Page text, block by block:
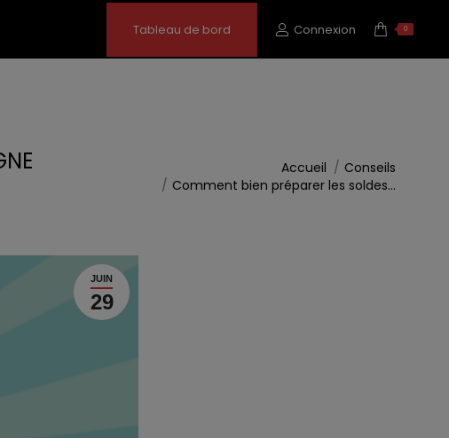
Tableau de bord Connexion 0
Accueil
Conseils
Comment bien préparer les soldes…
JUIN
29